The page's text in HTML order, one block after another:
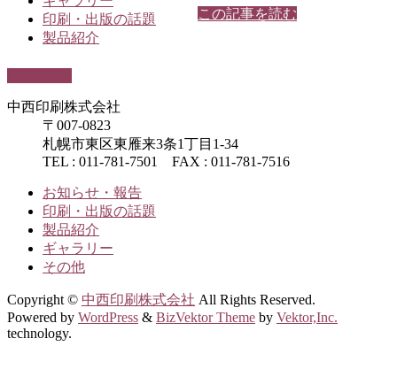
この記事を読む
印刷・出版の話題
製品紹介
中西印刷株式会社
〒007-0823
札幌市東区東雁来3条1丁目1-34
TEL : 011-781-7501 FAX : 011-781-7516
お知らせ・報告
印刷・出版の話題
製品紹介
ギャラリー
その他
Copyright © 中西印刷株式会社 All Rights Reserved.
Powered by WordPress & BizVektor Theme by Vektor,Inc.
technology.